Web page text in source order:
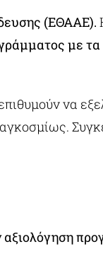
(ΕΘΑΑΕ).
με τα
να
αξιολόγηση